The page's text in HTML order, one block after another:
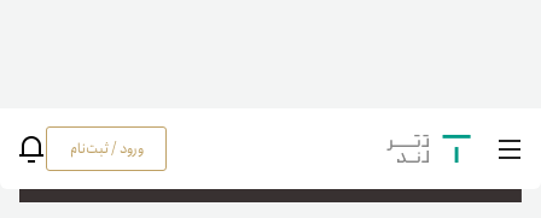
ورود / ثبت‌نام